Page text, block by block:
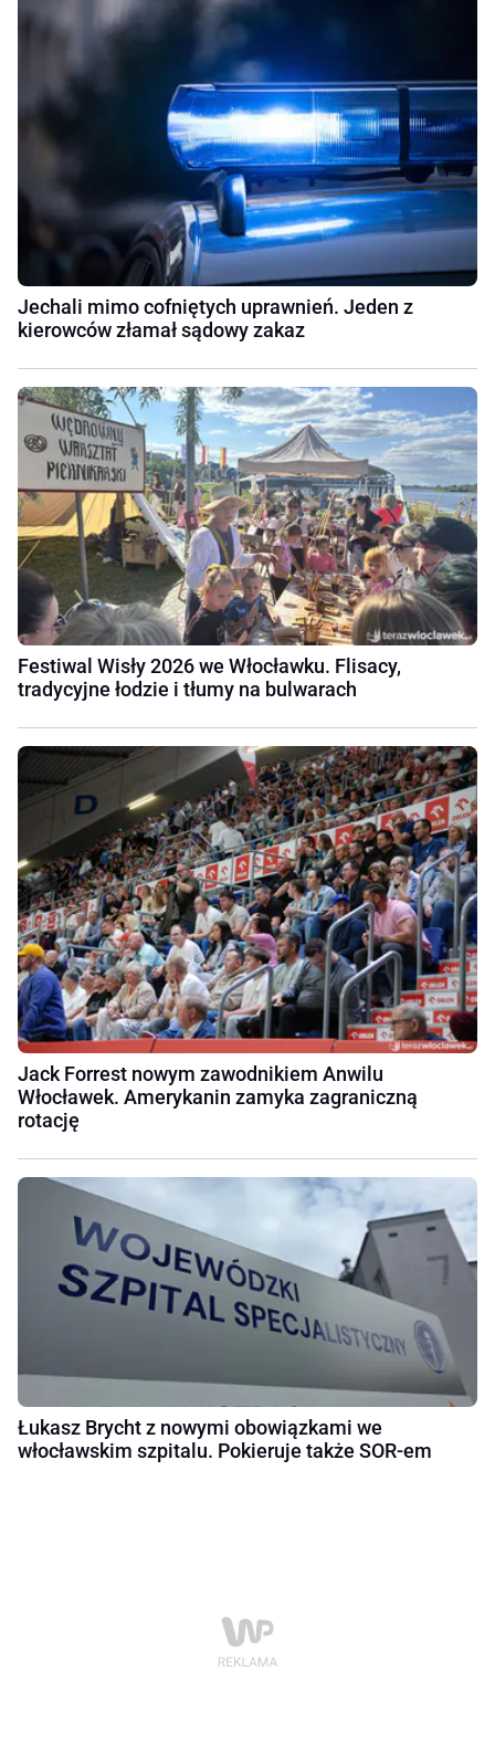
Jechali mimo cofniętych uprawnień. Jeden z
kierowców złamał sądowy zakaz
Festiwal Wisły 2026 we Włocławku. Flisacy,
tradycyjne łodzie i tłumy na bulwarach
Jack Forrest nowym zawodnikiem Anwilu
Włocławek. Amerykanin zamyka zagraniczną
rotację
Łukasz Brycht z nowymi obowiązkami we
włocławskim szpitalu. Pokieruje także SOR-em